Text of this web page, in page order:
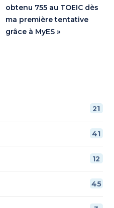
obtenu 755 au TOEIC dès
ma première tentative
grâce à MyES »
21
41
12
45